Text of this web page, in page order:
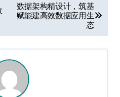
数据架构精设计，筑基
赋能建高效数据应用生
态